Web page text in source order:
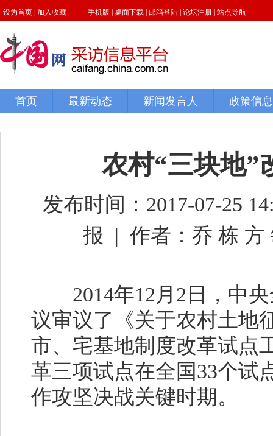
农村“三块地”
发布时间：2017-07-25
报 | 作者：乔 栋 方
2014年12月2日，中央
议审议了《关于农村土地
市、宅基地制度改革试点
革三项试点在全国33个试
作攻坚决战关键时期。